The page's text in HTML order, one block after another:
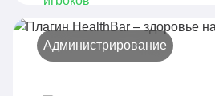
Администрирование